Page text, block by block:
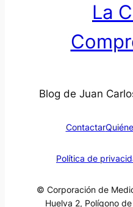
La
Blog de Juan
Contactar
Política de
© Corporación de
Huelva 2, Polígono